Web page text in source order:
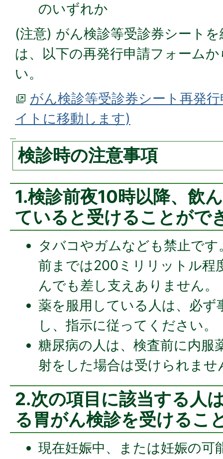
のいずれか
(注意) がん検診等受診券シート
は、以下の再発行申請フォーム
い。
がん検診等受診券シート再発
イトに移動します)
検診時の注意事項
1.検診前夜10時以降、飲
ていると受けることがで
タバコやガムなども禁止で
前までは200ミリリットル程
んでも差し支えありません。
薬を服用している人は、必ず
し、指示に従ってください。
糖尿病の人は、検査前に内服
射をした場合は受けられませ
2.次の項目に該当する人
る胃がん検診を受けるこ
現在妊娠中、または妊娠の可